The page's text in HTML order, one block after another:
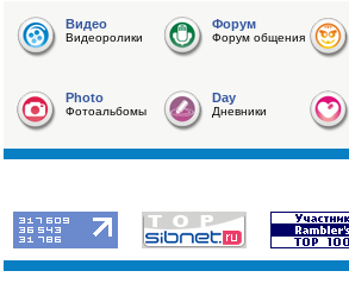
Видео
Видеоролики
Форум
Форум общения
Photo
Фотоальбомы
Day
Дневники